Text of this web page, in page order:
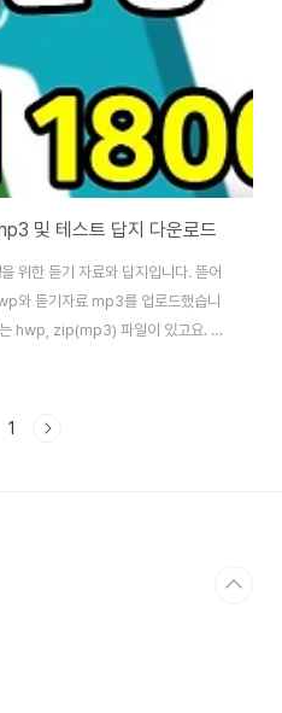
및 테스트 답지 다운로드
위한 듣기 자료와 답지입니다. 뜯어
와 듣기자료 mp3를 업로드했습니
hwp, zip(mp3) 파일이 있고요. 각
바로 내용을 확인할 수 있습니다. 단,
. 이 책은 어휘가 부족한 중학 1학년
1